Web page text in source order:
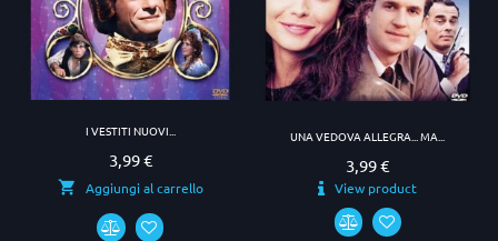
I VESTITI NUOVI...
Prezzo
3,99 €
Aggiungi al carrello
UNA VEDOVA ALLEGRA... MA...
Prezzo
3,99 €
View product